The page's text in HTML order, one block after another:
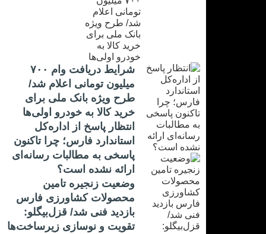
شرایط دریافت وام ۷۰۰
میلیون تومانی اعلام شد/
طرح ویژه بانک ملی برای
خرید کالا به خودرو اولی‌ها
انتظار پاسخ از اداره‌کل
استاندارد فارس؛ چرا تاکنون
پاسخی به مطالبات رسانه‌ای
ارائه نشده است؟
وضعیت زنجیره تامین
محصولات کشاورزی فارس
بازدید فنی شد/ قزل‌بیگلو:
تقویت و نوسازی زیرساخت‌ها